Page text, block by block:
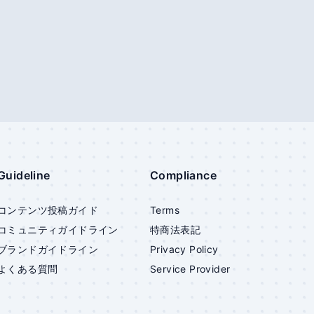
ンテンツ投稿ガイド
ミュニティガイドライン
ランドガイドライン
くある質問
Compliance
Terms
特商法表記
Privacy Policy
Service Provider